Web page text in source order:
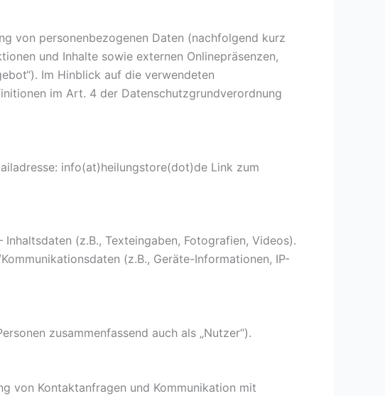
von personenbezogenen Daten (nachfolgend kurz
und Inhalte sowie externen Onlinepräsenzen,
Im Hinblick auf die verwendeten
im Art. 4 der Datenschutzgrundverordnung
info(at)heilungstore(dot)de Link zum
(z.B., Texteingaben, Fotografien, Videos).
(z.B., Geräte-Informationen, IP-
zusammenfassend auch als „Nutzer“).
von Kontaktanfragen und Kommunikation mit